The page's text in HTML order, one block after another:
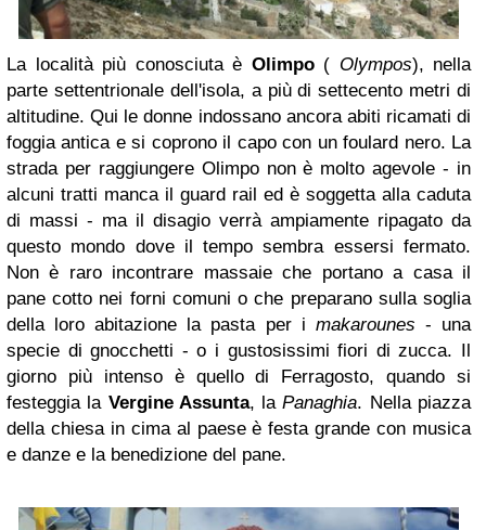
La località più conosciuta è Olimpo( Olympos), nella
parte settentrionale dell'isola, a più di settecento metri di
altitudine. Qui le donne indossano ancora abiti ricamati di
foggia antica e si coprono il capo con un foulard nero. La
strada per raggiungere Olimpo non è molto agevole - in
alcuni tratti manca il guard rail ed è soggetta alla caduta
di massi - ma il disagio verrà ampiamente ripagato da
questo mondo dove il tempo sembra essersi fermato.
Non è raro incontrare massaie che portano a casa il
pane cotto nei forni comuni o che preparano sulla soglia
della loro abitazione la pasta per i makarounes - una
specie di gnocchetti - o i gustosissimi fiori di zucca. Il
giorno più intenso è quello di Ferragosto, quando si
festeggia la Vergine Assunta, laPanaghia. Nella piazza
della chiesa in cima al paese è festa grande con musica
e danze e la benedizione del pane.